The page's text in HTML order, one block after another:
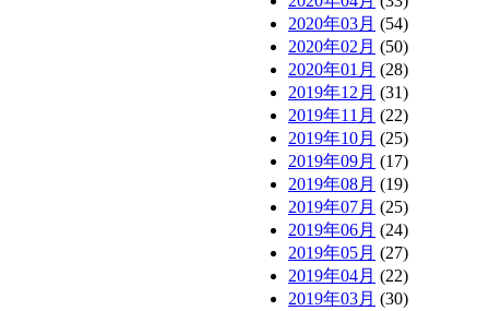
2020年03月 (54)
2020年02月 (50)
2020年01月 (28)
2019年12月 (31)
2019年11月 (22)
2019年10月 (25)
2019年09月 (17)
2019年08月 (19)
2019年07月 (25)
2019年06月 (24)
2019年05月 (27)
2019年04月 (22)
2019年03月 (30)